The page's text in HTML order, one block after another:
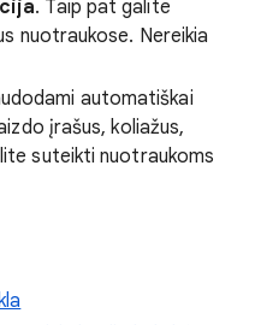
. Taip pat galite
nuotraukose. Nereikia
automatiškai
įrašus, koliažus,
suteikti nuotraukoms